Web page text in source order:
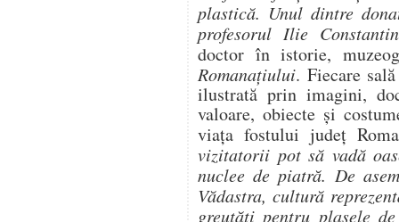
plastică. Unul dintre
profesorul Ilie
doctor în istorie,
Romanațiului. Fiecare
ilustrată prin imagini,
valoare, obiecte și
viața fostului judeţ
vizitatorii pot să vadă
nuclee de piatră. De
Vădastra, cultură
greutăți pentru plasele